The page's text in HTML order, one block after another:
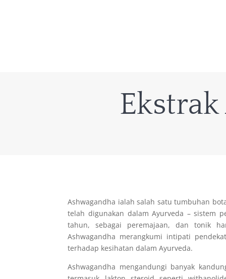
Ashwagandha ialah salah satu tumbuhan
telah digunakan dalam Ayurveda – sistem
tahun, sebagai peremajaan, dan tonik
Ashwagandha merangkumi intipati
terhadap kesihatan dalam Ayurveda.
Ashwagandha mengandungi banyak